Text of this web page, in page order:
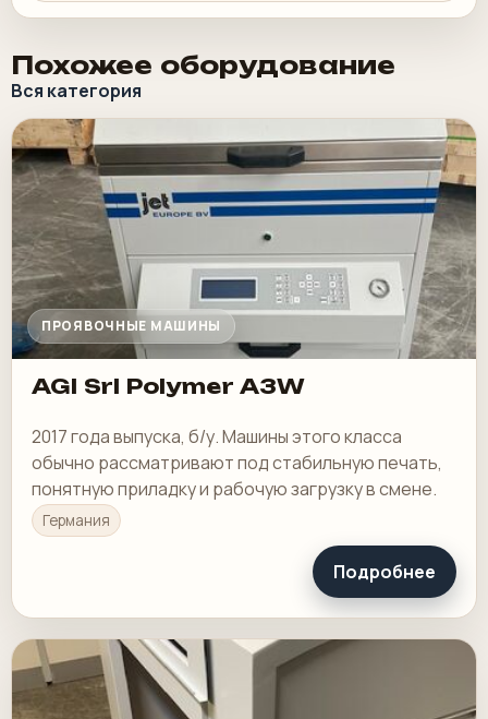
Похожее оборудование
Вся категория
ПРОЯВОЧНЫЕ МАШИНЫ
AGI Srl Polymer A3W
2017 года выпуска, б/у. Машины этого класса
обычно рассматривают под стабильную печать,
понятную приладку и рабочую загрузку в смене.
Германия
Подробнее